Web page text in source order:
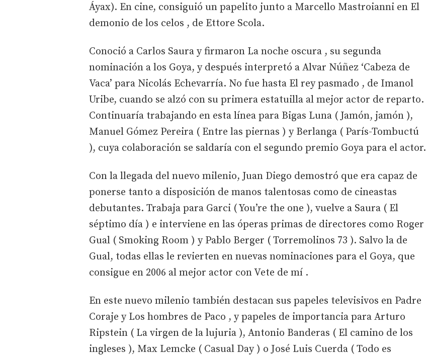
Áyax). En cine, consiguió un papelito junto a Marcello Mastroianni en El
demonio de los celos , de Ettore Scola.
Conoció a Carlos Saura y firmaron La noche oscura , su segunda
nominación a los Goya, y después interpretó a Alvar Núñez ‘Cabeza de
Vaca’ para Nicolás Echevarría. No fue hasta El rey pasmado , de Imanol
Uribe, cuando se alzó con su primera estatuilla al mejor actor de reparto.
Continuaría trabajando en esta línea para Bigas Luna ( Jamón, jamón ),
Manuel Gómez Pereira ( Entre las piernas ) y Berlanga ( París-Tombuctú
), cuya colaboración se saldaría con el segundo premio Goya para el actor.
Con la llegada del nuevo milenio, Juan Diego demostró que era capaz de
ponerse tanto a disposición de manos talentosas como de cineastas
debutantes. Trabaja para Garci ( You’re the one ), vuelve a Saura ( El
séptimo día ) e interviene en las óperas primas de directores como Roger
Gual ( Smoking Room ) y Pablo Berger ( Torremolinos 73 ). Salvo la de
Gual, todas ellas le revierten en nuevas nominaciones para el Goya, que
consigue en 2006 al mejor actor con Vete de mí .
En este nuevo milenio también destacan sus papeles televisivos en Padre
Coraje y Los hombres de Paco , y papeles de importancia para Arturo
Ripstein ( La virgen de la lujuria ), Antonio Banderas ( El camino de los
ingleses ), Max Lemcke ( Casual Day ) o José Luis Cuerda ( Todo es